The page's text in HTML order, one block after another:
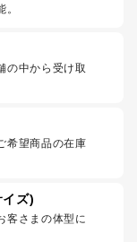
の中から受け取
希望商品の在庫
ズ)
客さまの体型に